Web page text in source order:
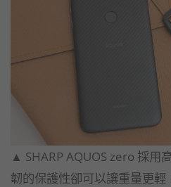
▲ SHARP AQUOS zero 採用
韌的保護性卻可以讓重量更輕